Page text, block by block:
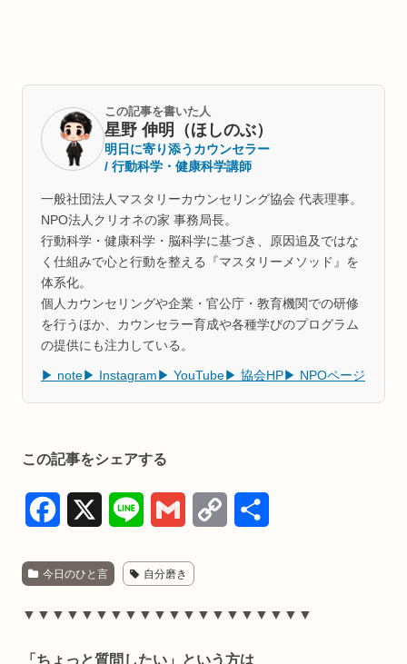
この記事を書いた人
星野 伸明（ほしのぶ）
明日に寄り添うカウンセラー
/ 行動科学・健康科学講師
一般社団法人マスタリーカウンセリング協会 代表理事。
NPO法人クリオネの家 事務局長。
行動科学・健康科学・脳科学に基づき、原因追及ではな
く仕組みで心と行動を整える『マスタリーメソッド』を
体系化。
個人カウンセリングや企業・官公庁・教育機関での研修
を行うほか、カウンセラー育成や各種学びのプログラム
の提供にも注力している。
▶ note ▶ Instagram ▶ YouTube ▶ 協会HP ▶ NPOページ
この記事をシェアする
c
e
n
e
a
i y
今日のひと言 自分磨き
▼▼▼▼▼▼▼▼▼▼▼▼▼▼▼▼▼▼▼▼
「ちょっと質問したい」という方は